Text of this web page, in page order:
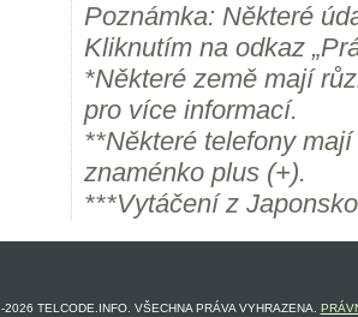
Poznámka: Některé
Kliknutím na odkaz
*Některé země mají
pro více informací.
**Některé telefony
znaménko plus (+).
***Vytáčení z
TELCODE.INFO. VŠECHNA PRÁVA VYHRAZENA.